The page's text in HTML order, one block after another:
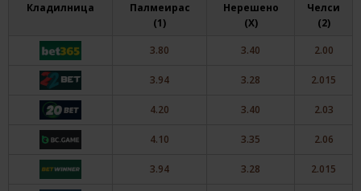
Кладилница
Палмеирас
(1)
Нерешено
(X)
Челси
(2)
3.80
3.40 2.00
3.94 3.28 2.015
4.20 3.40 2.03
4.10 3.35 2.06
3.94 3.28 2.015